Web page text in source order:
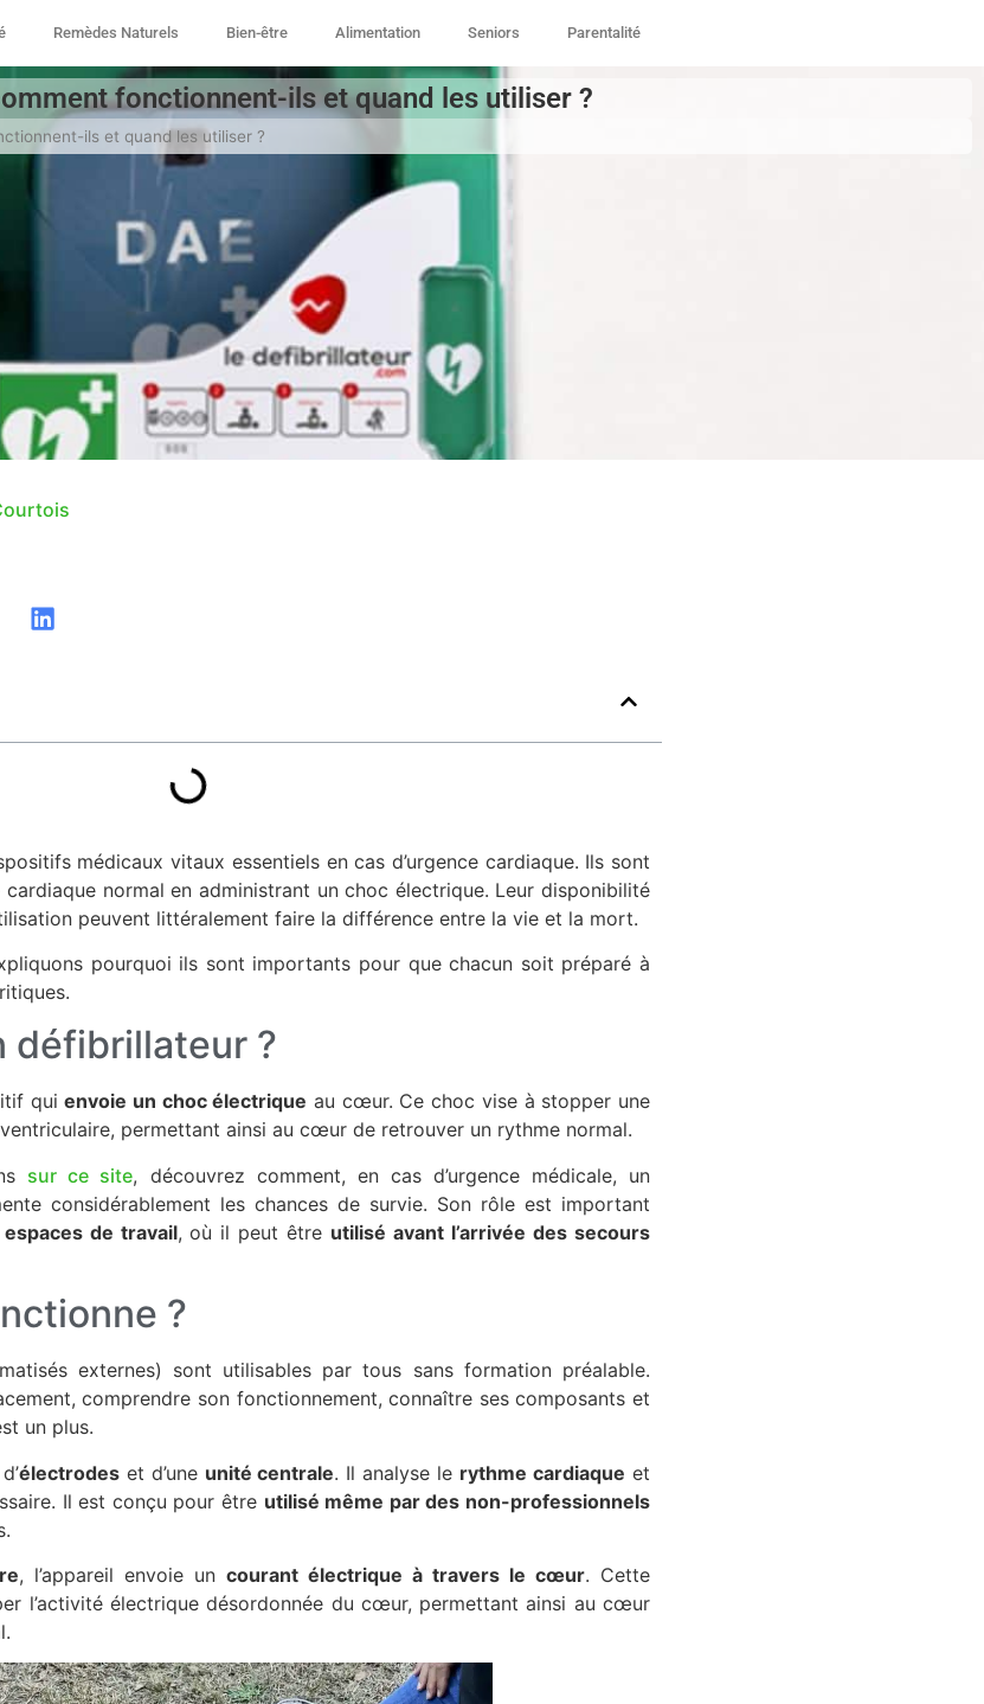
Remèdes Naturels Bien-être Alimentation Seniors Parentalité
fonctionnent-ils et quand les utiliser ?
ils et quand les utiliser ?
médicaux vitaux essentiels en cas d’urgence cardiaque. Ils sont
normal en administrant un choc électrique. Leur disponibilité
peuvent littéralement faire la différence entre la vie et la mort.
pourquoi ils sont importants pour que chacun soit préparé à
défibrillateur ?
quienvoie un choc électrique au cœur. Ce choc vise à stopper une
permettant ainsi au cœur de retrouver un rythme normal.
sur ce site, découvrez comment, en cas d’urgence médicale, un
considérablement les chances de survie. Son rôle est important
espaces de travail, où il peut être utilisé avant l’arrivée des secours
?
externes) sont utilisables par tous sans formation préalable.
comprendre son fonctionnement, connaître ses composants et
un plus.
électrodeset d’une unité centrale. Il analyse le rythme cardiaque et
Il est conçu pour être utilisé même par des non-professionnels
, l’appareil envoie un courant électrique à travers le cœur. Cette
l’activité électrique désordonnée du cœur, permettant ainsi au cœur